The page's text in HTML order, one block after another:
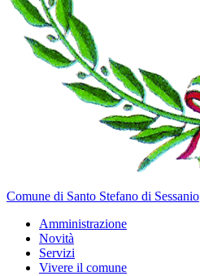
Comune di Santo Stefano di Sessanio
Amministrazione
Novità
Servizi
Vivere il comune